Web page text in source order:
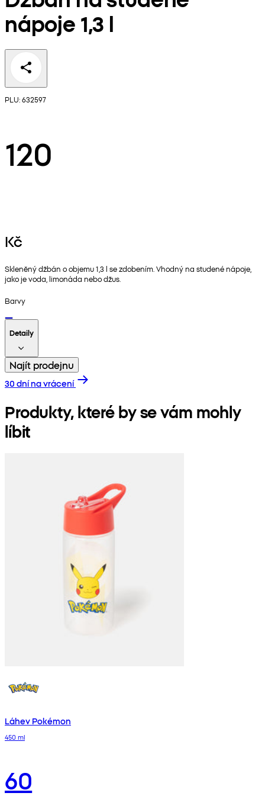
nápoje 1,3 l
PLU: 632597
120
Kč
Skleněný džbán o objemu 1,3 l se zdobením. Vhodný na studené nápoje,
jako je voda, limonáda nebo džus.
Barvy
Detaily
Najít prodejnu
30 dní na vrácení
Produkty, které by se vám mohly
líbit
Láhev Pokémon
450 ml
60